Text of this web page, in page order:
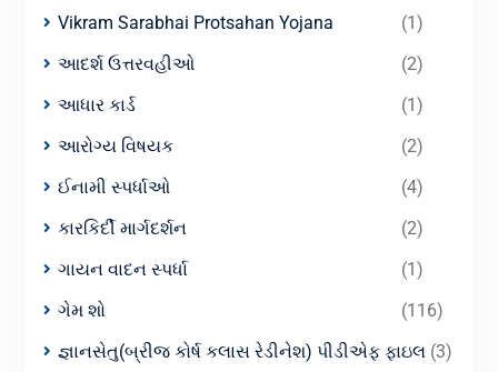
Vikram Sarabhai Protsahan Yojana
(1)
આદર્શ ઉત્તરવહીઓ
(2)
આધાર કાર્ડ
(1)
આરોગ્ય વિષયક
(2)
ઈનામી સ્પર્ધાઓ
(4)
કારકિર્દી માર્ગદર્શન
(2)
ગાયન વાદન સ્પર્ધા
(1)
ગેમ શો
(116)
જ્ઞાનસેતુ(બ્રીજ કોર્ષ કલાસ રેડીનેશ) પીડીએફ ફાઇલ(3)